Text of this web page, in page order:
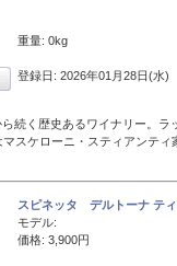
重量: 0kg
登録日: 2026年01月28日(水)
続く歴史あるワイナリー。
スケローニ・スティアンテ
スピネッタ デルトーナ テ
モデル:
価格: 3,900円